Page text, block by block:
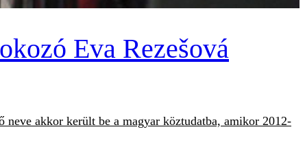
Eva Rezešová
akkor került be a magyar köztudatba, amikor 2012-